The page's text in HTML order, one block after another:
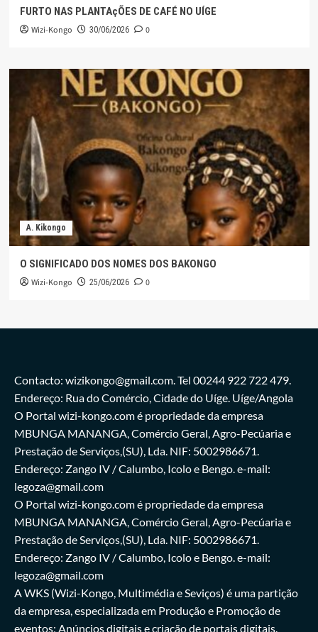
FURTO NAS PLANTAçÕES DE CAFÉ NO UÍGE
Wizi-Kongo 30/06/2026 0
A. Kikongo
O SIGNIFICADO DOS NOMES DOS BAKONGO
Wizi-Kongo 25/06/2026 0
Contacto: wizikongo@gmail.com. Tel 00244 922 722 479.
Endereço: Rua do Comércio, Cidade do Uíge. Uíge/Angola
O Portal wizi-kongo.com é propriedade da empresa
MBUNGA MANANGA, Comércio Geral, Agro-Pecúaria e
Prestação de Serviços,(SU), Lda. NIF: 5002986671.
Endereço: Zango IV / Calumbo, Icolo e Bengo. e-mail:
legoza@gmail.com
O Portal wizi-kongo.com é propriedade da empresa
MBUNGA MANANGA, Comércio Geral, Agro-Pecúaria e
Prestação de Serviços,(SU), Lda. NIF: 5002986671.
Endereço: Zango IV / Calumbo, Icolo e Bengo. e-mail:
legoza@gmail.com
A WKS (Wizi-Kongo, Multimédia e Seviços) é uma partição
da empresa, especializada em Produção e Promoção de
eventos; Anúncios digitais e criação de portais digitais.